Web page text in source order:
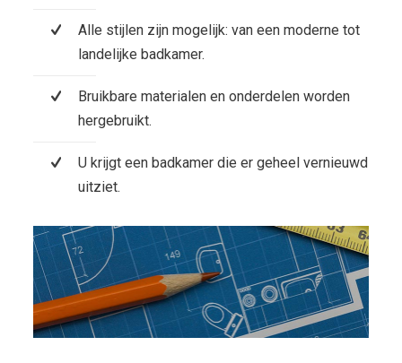
Alle stijlen zijn mogelijk: van een moderne tot
landelijke badkamer.
Bruikbare materialen en onderdelen worden
hergebruikt.
U krijgt een badkamer die er geheel vernieuwd
uitziet.